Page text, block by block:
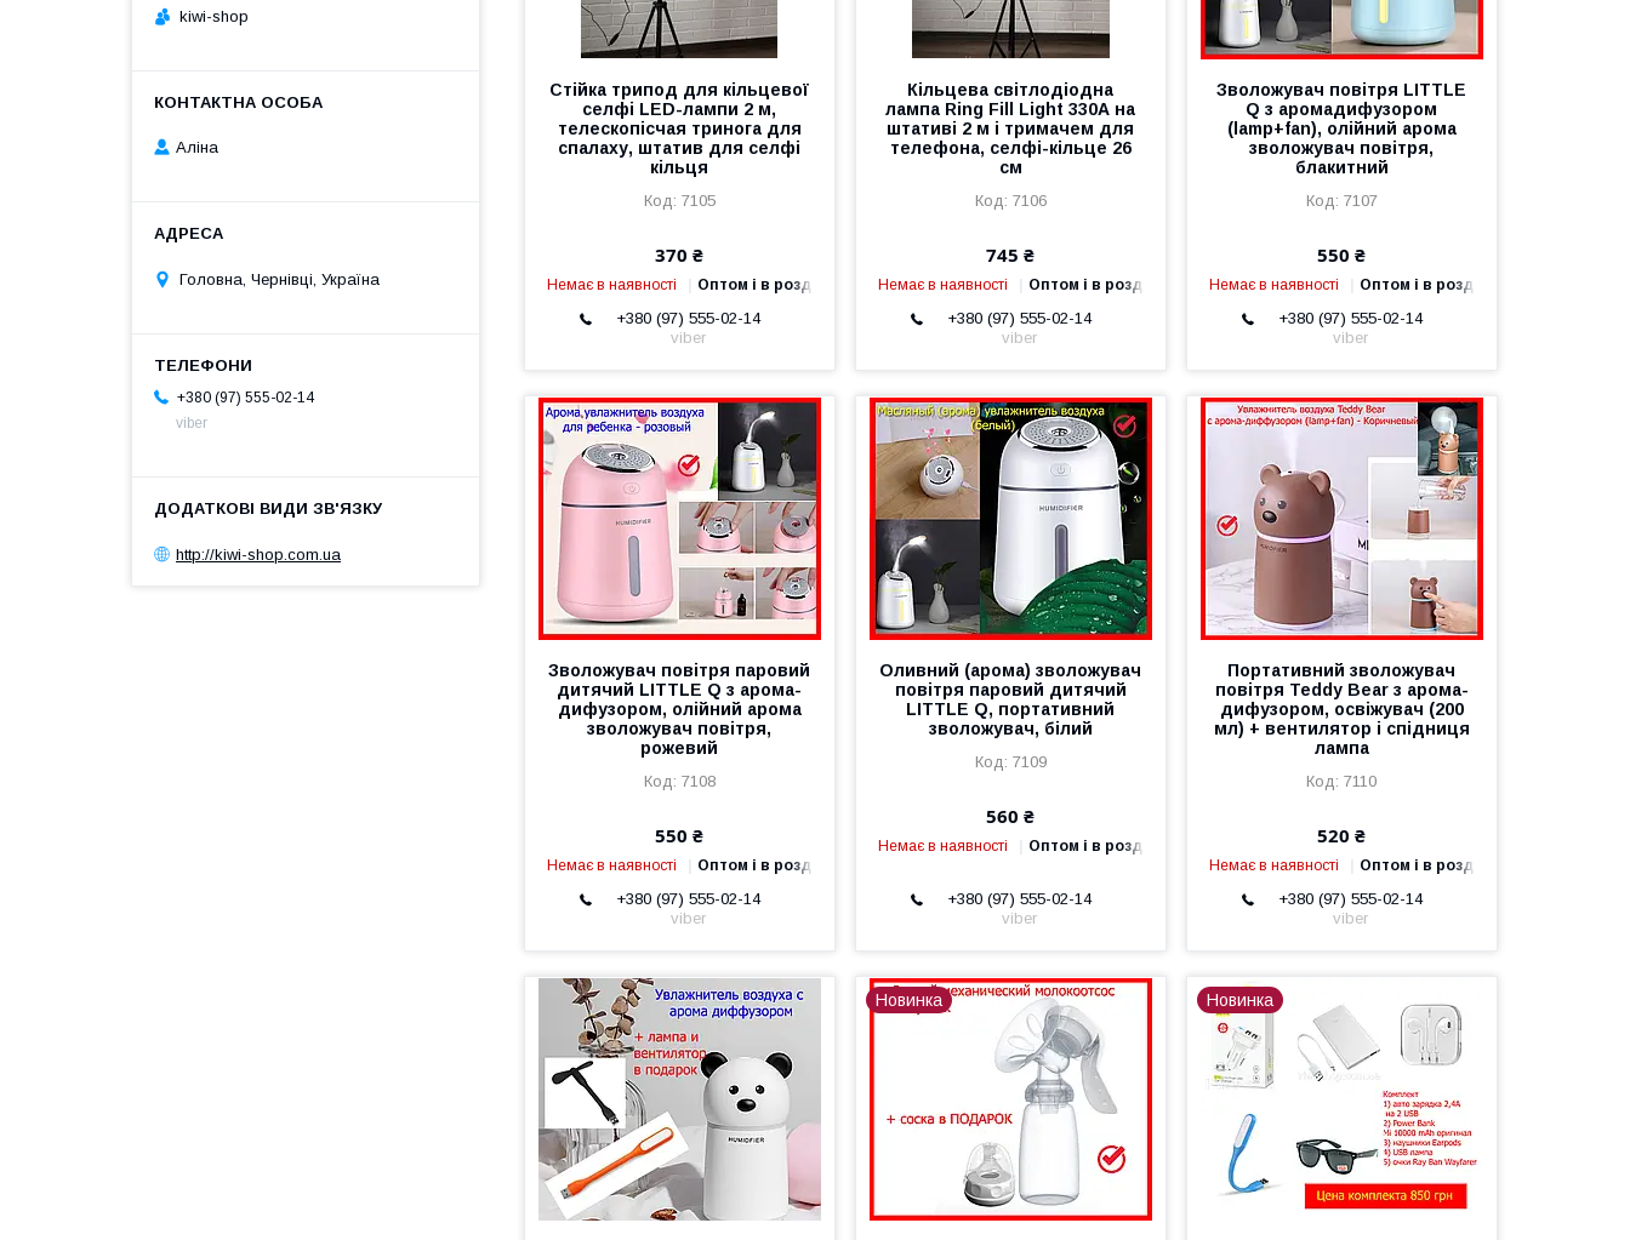
Стійка трипод для кільцевої
селфі LED-лампи 2 м,
телескопісчая тринога для
спалаху, штатив для селфі
кільця
7105
370 ₴
Немає в наявності Оптом і в роздріб
+380 (97) 555-02-14
viber
Кільцева світлодіодна
лампа Ring Fill Light 330А на
штативі 2 м і тримачем для
телефона, селфі-кільце 26
см
7106
745 ₴
Немає в наявності Оптом і в роздріб
+380 (97) 555-02-14
viber
Зволожувач повітря LITTLE
Q з аромадифузором
(lamp+fan), олійний арома
зволожувач повітря,
блакитний
7107
550 ₴
Немає в наявності Оптом і в роздріб
+380 (97) 555-02-14
viber
Зволожувач повітря паровий
дитячий LITTLE Q з арома-
дифузором, олійний арома
зволожувач повітря,
рожевий
7108
550 ₴
Немає в наявності Оптом і в роздріб
+380 (97) 555-02-14
viber
Оливний (арома) зволожувач
повітря паровий дитячий
LITTLE Q, портативний
зволожувач, білий
7109
560 ₴
Немає в наявності Оптом і в роздріб
+380 (97) 555-02-14
viber
Портативний зволожувач
повітря Teddy Bear з арома-
дифузором, освіжувач (200
мл) + вентилятор і спідниця
лампа
7110
520 ₴
Немає в наявності Оптом і в роздріб
+380 (97) 555-02-14
viber
Новинка Новинка
kiwi-shop
Аліна
Головна, Чернівці, Україна
+380 (97) 555-02-14
viber
http://kiwi-shop.com.ua